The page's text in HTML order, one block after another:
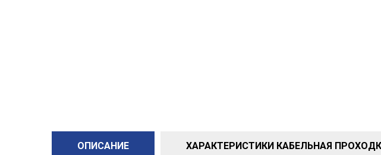
ОПИСАНИЕ ХАРАКТЕРИСТИКИ КАБЕЛЬНАЯ